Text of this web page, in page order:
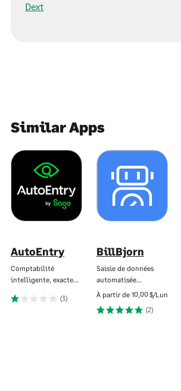
Dext
Similar Apps
AutoEntry
Comptabilité
intelligente, exacte…
(3)
BillBjorn
Saisie de données
automatisée…
À partir de 10,00 $/Lun
(2)